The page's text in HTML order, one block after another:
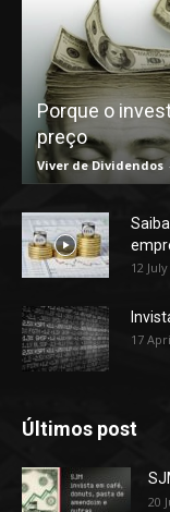
Porque o
preço
Viver de Dividendos
12
17
Últimos post
20